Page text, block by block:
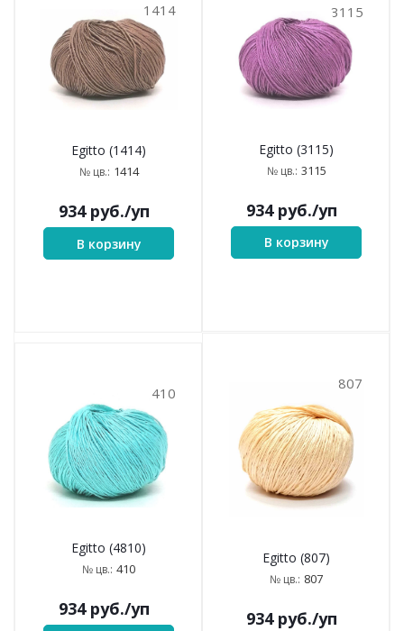
1414
Egitto (1414)
№ цв.: 1414
934руб./уп
В корзину
3115
Egitto (3115)
№ цв.: 3115
934руб./уп
В корзину
410
Egitto (4810)
№ цв.: 410
934руб./уп
807
Egitto (807)
№ цв.: 807
934руб./уп